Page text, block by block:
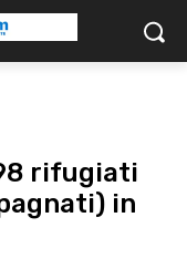
rifugiati
in